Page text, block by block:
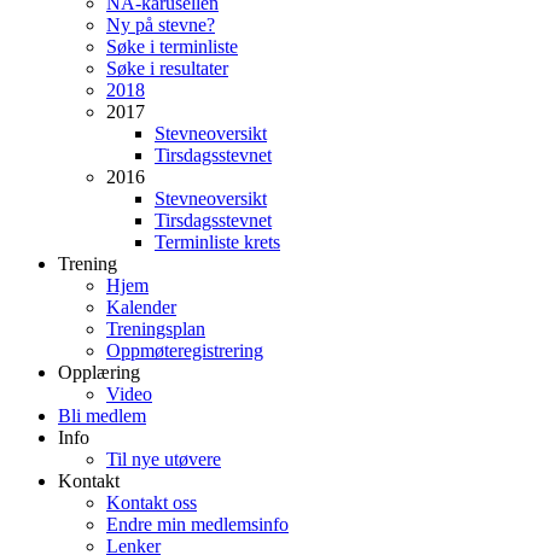
Ny på stevne?
Søke i terminliste
Søke i resultater
2018
2017
Stevneoversikt
Tirsdagsstevnet
2016
Stevneoversikt
Tirsdagsstevnet
Terminliste krets
Trening
Hjem
Kalender
Treningsplan
Oppmøteregistrering
Opplæring
Video
Bli medlem
Info
Til nye utøvere
Kontakt
Kontakt oss
Endre min medlemsinfo
Lenker